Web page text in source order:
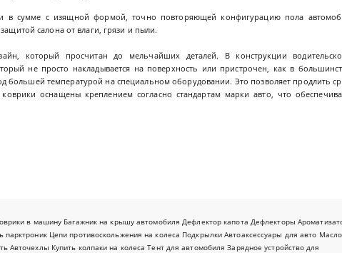
в сумме с изящной формой, точно повторяющей конфигурацию пола
салона от влаги, грязи и пыли.
который просчитан до мельчайших деталей. В конструкции
не просто накладывается на поверхность или пристрочен, как в
большей температурой на специальном оборудовании. Это позволяет продлить
коврики оснащены креплением согласно стандартам марки авто, что
в машину Багажник на крышу автомобиля Дефлектор капота Дефлекторы
парктроник Цепи противоскольжения на колеса Подкрылки Автоаксессуары для авто Масло
Авточехлы Купить колпаки на колеса Тент для автомобиля Зарядное устройство для